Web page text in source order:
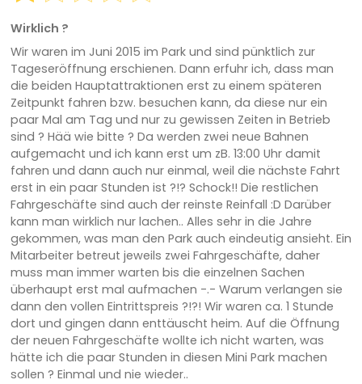
Wirklich ?
Wir waren im Juni 2015 im Park und sind pünktlich zur
Tageseröffnung erschienen. Dann erfuhr ich, dass man
die beiden Hauptattraktionen erst zu einem späteren
Zeitpunkt fahren bzw. besuchen kann, da diese nur ein
paar Mal am Tag und nur zu gewissen Zeiten in Betrieb
sind ? Hää wie bitte ? Da werden zwei neue Bahnen
aufgemacht und ich kann erst um zB. 13:00 Uhr damit
fahren und dann auch nur einmal, weil die nächste Fahrt
erst in ein paar Stunden ist ?!? Schock!! Die restlichen
Fahrgeschäfte sind auch der reinste Reinfall :D Darüber
kann man wirklich nur lachen.. Alles sehr in die Jahre
gekommen, was man den Park auch eindeutig ansieht. Ein
Mitarbeiter betreut jeweils zwei Fahrgeschäfte, daher
muss man immer warten bis die einzelnen Sachen
überhaupt erst mal aufmachen -.- Warum verlangen sie
dann den vollen Eintrittspreis ?!?! Wir waren ca. 1 Stunde
dort und gingen dann enttäuscht heim. Auf die Öffnung
der neuen Fahrgeschäfte wollte ich nicht warten, was
hätte ich die paar Stunden in diesen Mini Park machen
sollen ? Einmal und nie wieder..